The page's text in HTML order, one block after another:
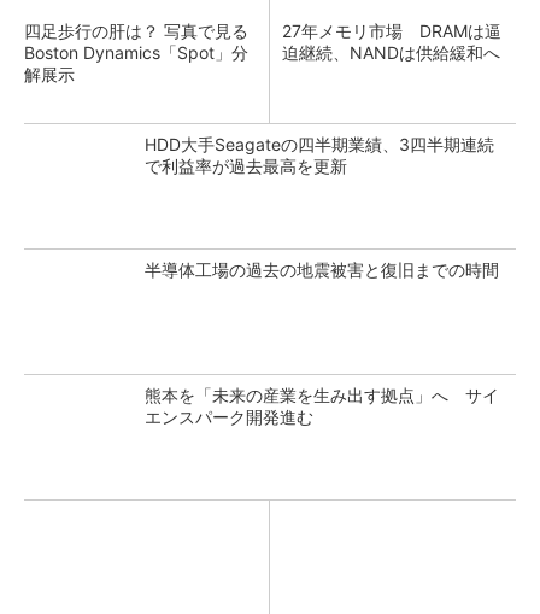
四足歩行の肝は？ 写真で見る
Boston Dynamics「Spot」分
解展示
27年メモリ市場 DRAMは逼
迫継続、NANDは供給緩和へ
HDD大手Seagateの四半期業績、3四半期連続
で利益率が過去最高を更新
半導体工場の過去の地震被害と復旧までの時間
熊本を「未来の産業を生み出す拠点」へ サイ
エンスパーク開発進む